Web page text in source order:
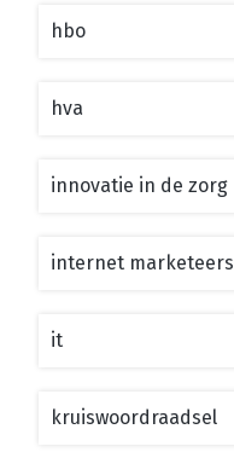
hbo
hva
innovatie in de zorg
internet marketeers
it
kruiswoordraadsel